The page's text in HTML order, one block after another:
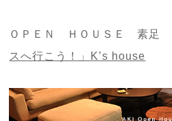
ＯＰＥＮ ＨＯＵＳＥ 素
スへ行こう！」K’s house